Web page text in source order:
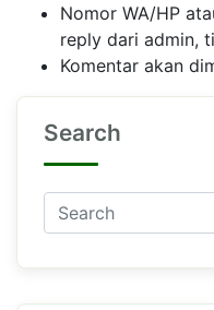
Nomor WA/HP
reply dari admin,
Komentar akan
Search